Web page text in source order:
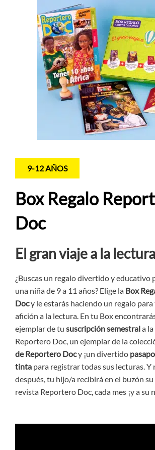
9-12 AÑOS
Box Regalo
Doc
El gran viaje a la lectura
¿Buscas un regalo divertido y educativo
una niña de 9 a 11 años? Elige la Box
Docy le estarás haciendo un regalo
afición a la lectura. En tu Box
ejemplar de tu suscripción semestrala
Reportero Doc, un ejemplar de la
de Reportero Docy ¡un divertido
tinta para registrar todas sus lecturas. Y
después, tu hijo/a recibirá en el buzón
revista Reportero Doc, cada mes ¡y a su